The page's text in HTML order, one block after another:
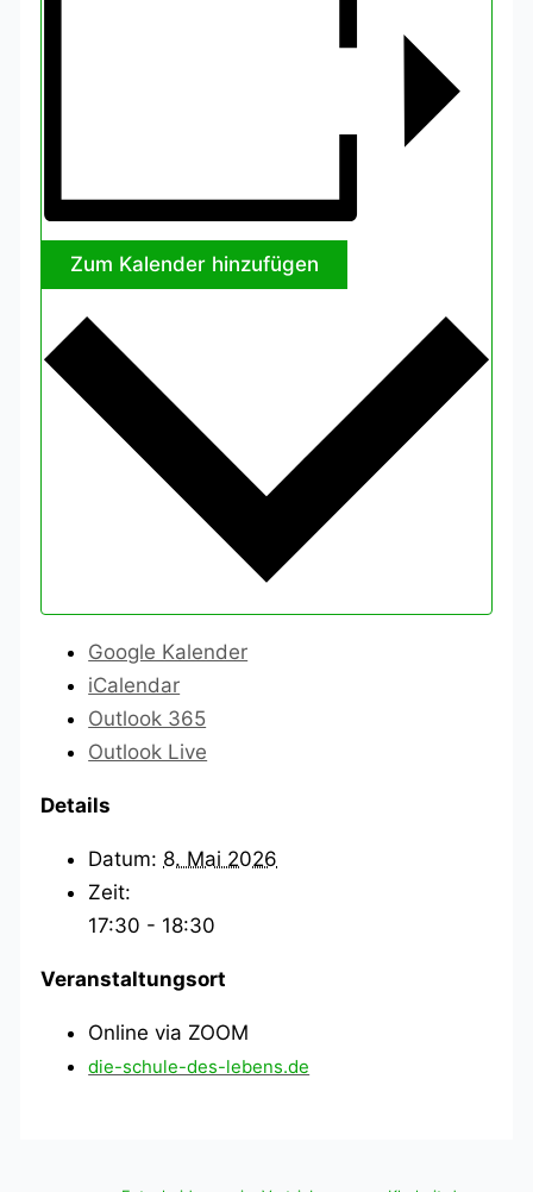
Zum Kalender hinzufügen
Google Kalender
iCalendar
Outlook 365
Outlook Live
Details
Datum: 8. Mai 2026
Zeit:
17:30 - 18:30
Veranstaltungsort
Online via ZOOM